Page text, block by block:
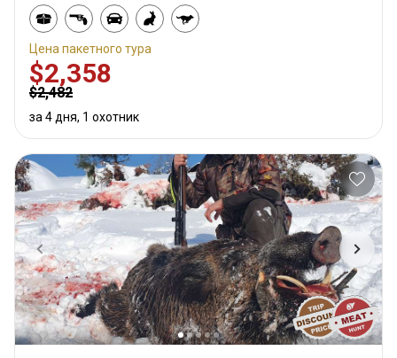
Цена пакетного тура
$2,358
$2,482
за 4 дня, 1 охотник